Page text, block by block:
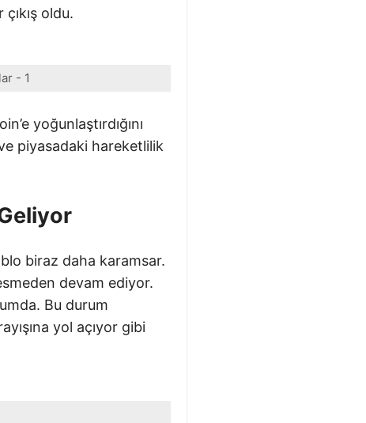
oldu.
- 1
yoğunlaştırdığını
piyasadaki hareketlilik
biraz daha karamsar.
devam ediyor.
Bu durum
yol açıyor gibi